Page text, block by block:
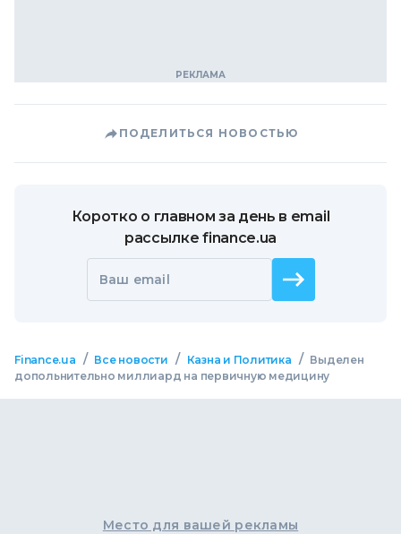
ПОДЕЛИТЬСЯ НОВОСТЬЮ
Коротко о главном за день в email
рассылке finance.ua
Ваш email
Finance.ua / Все новости / Казна и Политика / Выделен
допольнительно миллиард на первичную медицину
Место для вашей рекламы